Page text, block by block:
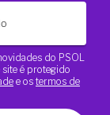
do PSOL
site é protegido
e os termos de